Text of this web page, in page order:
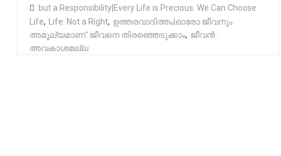
but a Responsibility|Every Life is Precious. We Can Choose
Life, Life: Not a Right, ഉത്തരവാദിത്തം|ഓരോ ജീവനും
അമൂല്യമാണ്. ജീവനെ തിരഞ്ഞെടുക്കാം, ജീവൻ :
അവകാശമല്ല